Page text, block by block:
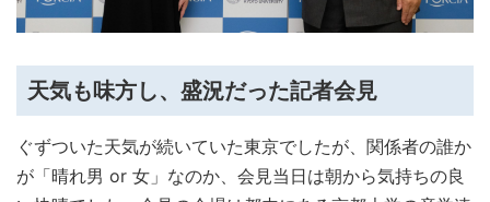
天気も味方し、盛況だった記者会見
ぐずついた天気が続いていた東京でしたが、関係者の誰か
が「晴れ男 or 女」なのか、会見当日は朝から気持ちの良